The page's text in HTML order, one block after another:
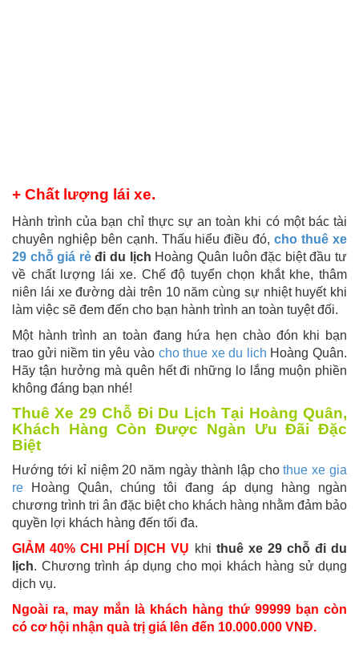
+ Chất lượng lái xe.
Hành trình của bạn chỉ thực sự an toàn khi có một bác tài
chuyên nghiệp bên cạnh. Thấu hiểu điều đó,cho thuê xe
29 chỗ giá rẻđi du lịch Hoàng Quân luôn đặc biệt đầu tư
về chất lượng lái xe. Chế độ tuyển chọn khắt khe, thâm
niên lái xe đường dài trên 10 năm cùng sự nhiệt huyết khi
làm việc sẽ đem đến cho bạn hành trình an toàn tuyệt đối.
Một hành trình an toàn đang hứa hẹn chào đón khi bạn
trao gửi niềm tin yêu vào cho thue xe du lich Hoàng Quân.
Hãy tận hưởng mà quên hết đi những lo lắng muộn phiền
không đáng bạn nhé!
Thuê Xe 29 Chỗ Đi Du Lịch Tại Hoàng Quân,
Khách Hàng Còn Được Ngàn Ưu Đãi Đặc
Biệt
Hướng tới kỉ niệm 20 năm ngày thành lập chothue xe gia
re Hoàng Quân, chúng tôi đang áp dụng hàng ngàn
chương trình tri ân đặc biệt cho khách hàng nhằm đảm bảo
quyền lợi khách hàng đến tối đa.
GIẢM 40% CHI PHÍ DỊCH VỤ khi thuê xe 29 chỗ đi du
lịch. Chương trình áp dụng cho mọi khách hàng sử dụng
dịch vụ.
Ngoài ra, may mắn là khách hàng thứ 99999 bạn còn
có cơ hội nhận quà trị giá lên đến 10.000.000 VNĐ.